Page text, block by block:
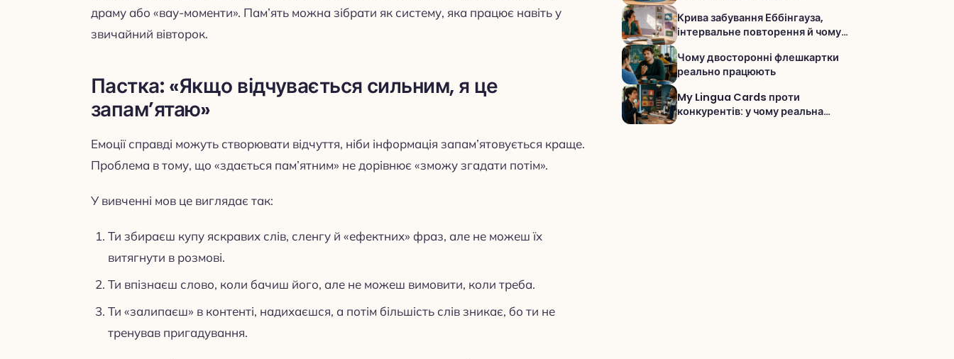
драму або «вау-моменти». Пам’ять можна зібрати як систему, яка працює навіть у
звичайний вівторок.
Пастка: «Якщо відчувається сильним, я це
запам’ятаю»
Емоції справді можуть створювати відчуття, ніби інформація запам’ятовується краще.
Проблема в тому, що «здається пам’ятним» не дорівнює «зможу згадати потім».
У вивченні мов це виглядає так:
Ти збираєш купу яскравих слів, сленгу й «ефектних» фраз, але не можеш їх
витягнути в розмові.
Ти впізнаєш слово, коли бачиш його, але не можеш вимовити, коли треба.
Ти «залипаєш» в контенті, надихаєшся, а потім більшість слів зникає, бо ти не
тренував пригадування.
Крива забування Еббінгауза,
інтервальне повторення й чому
запам’ятовувати слова
Чому двосторонні флешкартки
реально працюють
My Lingua Cards проти
конкурентів: у чому реальна